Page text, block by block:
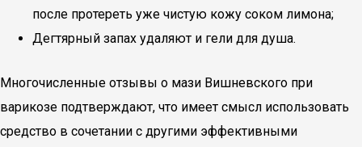
после протереть уже чистую кожу соком лимона;
Дегтярный запах удаляют и гели для душа.
Многочисленные отзывы о мази Вишневского при
варикозе подтверждают, что имеет смысл использовать
средство в сочетании с другими эффективными